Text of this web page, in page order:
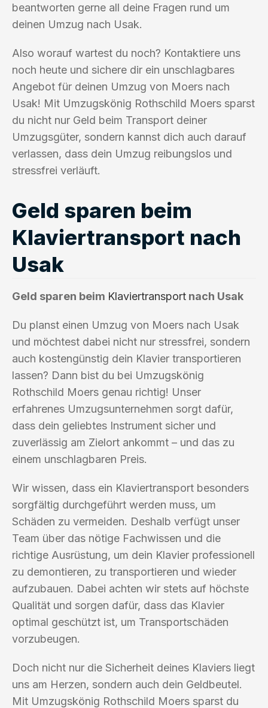
beantworten gerne all deine Fragen rund um
deinen Umzug nach Usak.
Also worauf wartest du noch? Kontaktiere uns
noch heute und sichere dir ein unschlagbares
Angebot für deinen Umzug von Moers nach
Usak! Mit Umzugskönig Rothschild Moers sparst
du nicht nur Geld beim Transport deiner
Umzugsgüter, sondern kannst dich auch darauf
verlassen, dass dein Umzug reibungslos und
stressfrei verläuft.
Geld sparen beim
Klaviertransport nach
Usak
Geld sparen beim Klaviertransport nach Usak
Du planst einen Umzug von Moers nach Usak
und möchtest dabei nicht nur stressfrei, sondern
auch kostengünstig dein Klavier transportieren
lassen? Dann bist du bei Umzugskönig
Rothschild Moers genau richtig! Unser
erfahrenes Umzugsunternehmen sorgt dafür,
dass dein geliebtes Instrument sicher und
zuverlässig am Zielort ankommt – und das zu
einem unschlagbaren Preis.
Wir wissen, dass ein Klaviertransport besonders
sorgfältig durchgeführt werden muss, um
Schäden zu vermeiden. Deshalb verfügt unser
Team über das nötige Fachwissen und die
richtige Ausrüstung, um dein Klavier professionell
zu demontieren, zu transportieren und wieder
aufzubauen. Dabei achten wir stets auf höchste
Qualität und sorgen dafür, dass das Klavier
optimal geschützt ist, um Transportschäden
vorzubeugen.
Doch nicht nur die Sicherheit deines Klaviers liegt
uns am Herzen, sondern auch dein Geldbeutel.
Mit Umzugskönig Rothschild Moers sparst du